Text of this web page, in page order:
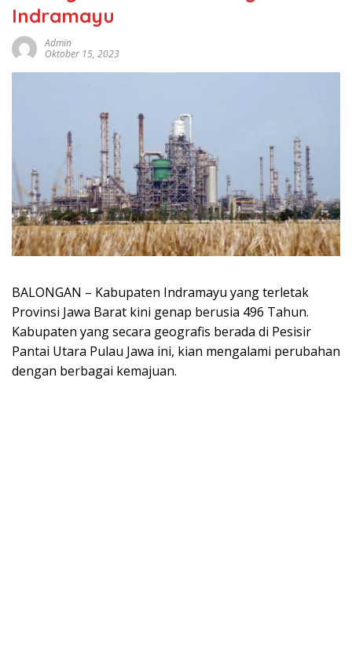
Indramayu
Admin
Oktober 15, 2023
BALONGAN – Kabupaten Indramayu yang terletak
Provinsi Jawa Barat kini genap berusia 496 Tahun.
Kabupaten yang secara geografis berada di Pesisir
Pantai Utara Pulau Jawa ini, kian mengalami perubahan
dengan berbagai kemajuan.